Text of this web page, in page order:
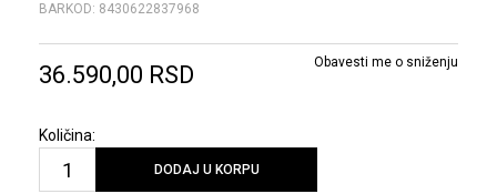
BARKOD: 8430622837968
36.590,00 RSD Obavesti me o sniženju
Količina:
DODAJ U KORPU